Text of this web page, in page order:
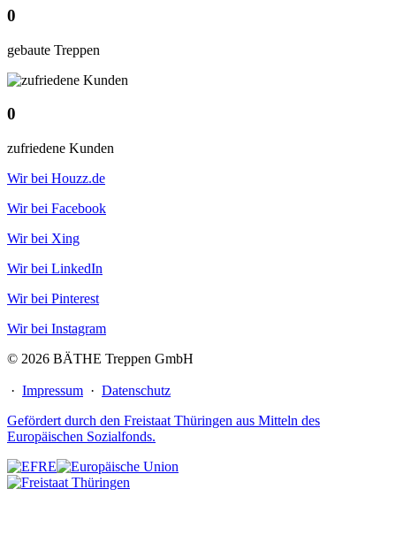
0
gebaute Treppen
0
zufriedene Kunden
Wir bei Houzz.de
Wir bei Facebook
Wir bei Xing
Wir bei LinkedIn
Wir bei Pinterest
Wir bei Instagram
© 2026 BÄTHE Treppen GmbH
· Impressum · Datenschutz
Gefördert durch den Freistaat Thüringen aus Mitteln des
Europäischen Sozialfonds.